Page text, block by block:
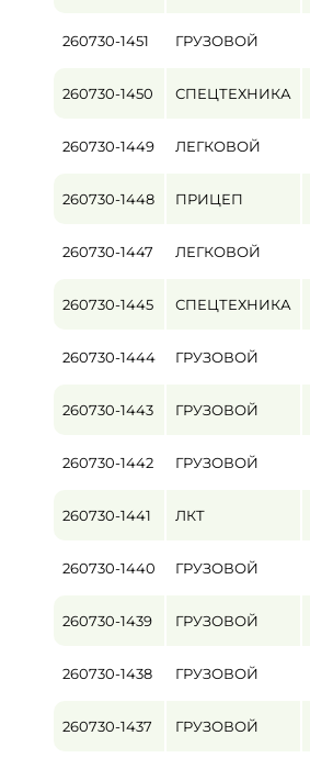
260730-1451 ГРУЗОВОЙ
260730-1450 СПЕЦТЕХНИКА
260730-1449 ЛЕГКОВОЙ
260730-1448 ПРИЦЕП
260730-1447 ЛЕГКОВОЙ
260730-1445 СПЕЦТЕХНИКА
260730-1444 ГРУЗОВОЙ
260730-1443 ГРУЗОВОЙ
260730-1442 ГРУЗОВОЙ
260730-1441 ЛКТ
260730-1440 ГРУЗОВОЙ
260730-1439 ГРУЗОВОЙ
260730-1438 ГРУЗОВОЙ
260730-1437 ГРУЗОВОЙ